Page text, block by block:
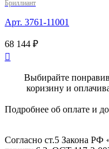
Бриллиант
Арт. 3761-11001
68 144 ₽

Выбирайте
коризину и
Подробнее об оплате и
Согласно ст.5 Закона РФ